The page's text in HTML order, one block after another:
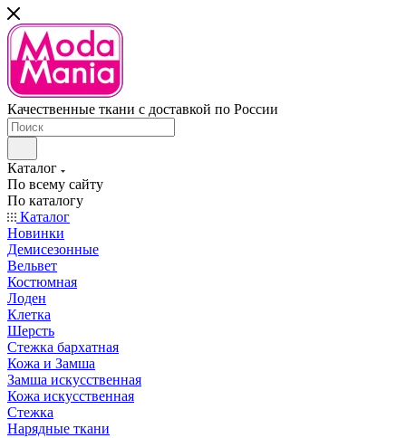
Качественные ткани с доставкой по России
Каталог
По всему сайту
По каталогу
Каталог
Новинки
Демисезонные
Вельвет
Костюмная
Лоден
Клетка
Шерсть
Стежка бархатная
Кожа и Замша
Замша искусственная
Кожа искусственная
Стежка
Нарядные ткани